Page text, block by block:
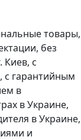
товары,
без
Киев, с
с гарантийным
в
в Украине,
в Украине,
и